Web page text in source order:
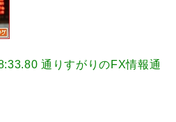
通りすがりのFX情報通